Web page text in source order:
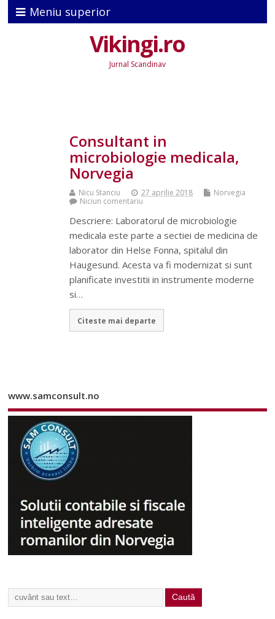
Meniu superior
Vikingi.ro
Jurnal Scandinav
Consultant in
microbiologie medicala,
Norvegia
Nicu Stanciu 27 aprilie 2018
Norvegia
Niciun comentariu
Descriere: Laboratorul de microbiologie
medicala este parte a sectiei de medicina de
laborator din Helse Fonna, spitalul din
Haugesund. Acesta va fi modernizat si sunt
planificate investitii in instrumente moderne
si…
Citeste mai departe
www.samconsult.no